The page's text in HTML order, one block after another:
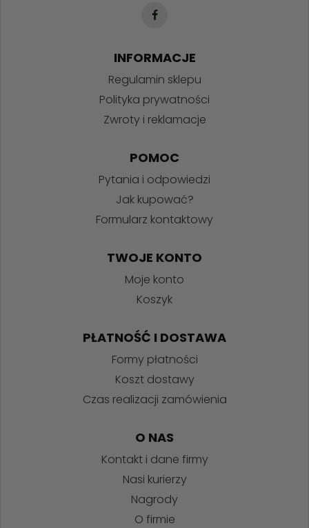
INFORMACJE
Regulamin sklepu
Polityka prywatności
Zwroty i reklamacje
POMOC
Pytania i odpowiedzi
Jak kupować?
Formularz kontaktowy
TWOJE KONTO
Moje konto
Koszyk
PŁATNOŚĆ I DOSTAWA
Formy płatności
Koszt dostawy
Czas realizacji zamówienia
O NAS
Kontakt i dane firmy
Nasi kurierzy
Nagrody
O firmie